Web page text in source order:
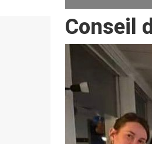
Conseil